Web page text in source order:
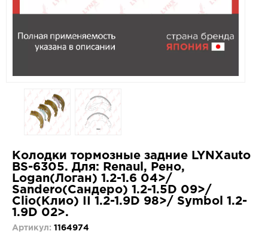
Колодки тормозные задние LYNXauto
BS-6305. Для: Renaul, Рено,
Logan(Логан) 1.2-1.6 04>/
Sandero(Сандеро) 1.2-1.5D 09>/
Clio(Клио) II 1.2-1.9D 98>/ Symbol 1.2-
1.9D 02>.
Артикул: 1164974